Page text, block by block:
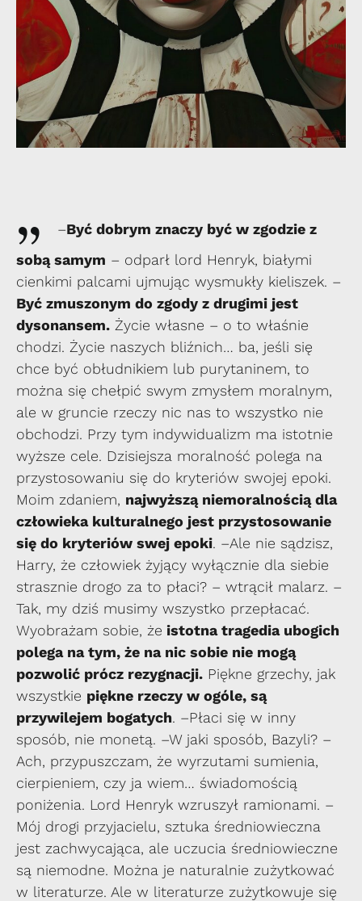
„ –Być dobrym znaczy być w zgodzie z
sobą samym – odparł lord Henryk, białymi
cienkimi palcami ujmując wysmukły kieliszek. –
Być zmuszonym do zgody z drugimi jest
dysonansem. Życie własne – o to właśnie
chodzi. Życie naszych bliźnich… ba, jeśli się
chce być obłudnikiem lub purytaninem, to
można się chełpić swym zmysłem moralnym,
ale w gruncie rzeczy nic nas to wszystko nie
obchodzi. Przy tym indywidualizm ma istotnie
wyższe cele. Dzisiejsza moralność polega na
przystosowaniu się do kryteriów swojej epoki.
Moim zdaniem, najwyższą niemoralnością dla
człowieka kulturalnego jest przystosowanie
się do kryteriów swej epoki. –Ale nie sądzisz,
Harry, że człowiek żyjący wyłącznie dla siebie
strasznie drogo za to płaci? – wtrącił malarz. –
Tak, my dziś musimy wszystko przepłacać.
Wyobrażam sobie, że istotna tragedia ubogich
polega na tym, że na nic sobie nie mogą
pozwolić prócz rezygnacji. Piękne grzechy, jak
wszystkie piękne rzeczy w ogóle, są
przywilejem bogatych. –Płaci się w inny
sposób, nie monetą. –W jaki sposób, Bazyli? –
Ach, przypuszczam, że wyrzutami sumienia,
cierpieniem, czy ja wiem… świadomością
poniżenia. Lord Henryk wzruszył ramionami. –
Mój drogi przyjacielu, sztuka średniowieczna
jest zachwycająca, ale uczucia średniowieczne
są niemodne. Można je naturalnie zużytkować
w literaturze. Ale w literaturze zużytkowuje się